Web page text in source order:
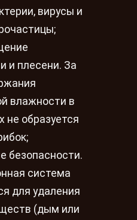
вирусы и
и плесени. За
влажности в
не образуется
безопасности.
система
для удаления
(дым или